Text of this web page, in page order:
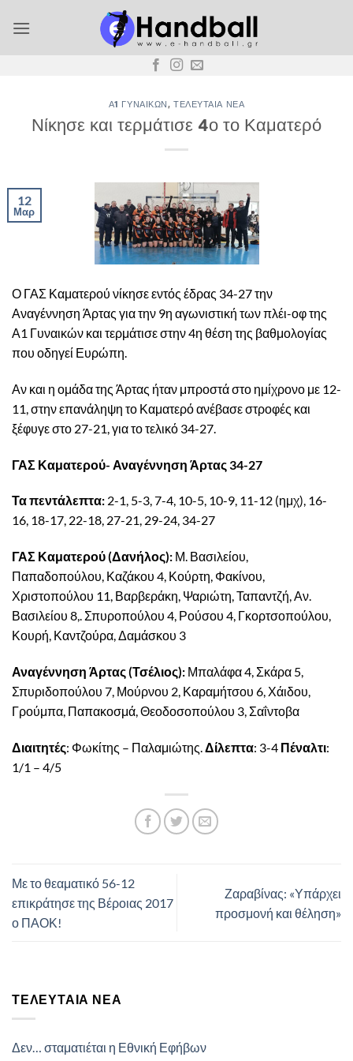
στο
Α1 ΓΥΝΑΙΚΏΝ, ΤΕΛΕΥΤΑΊΑ ΝΈΑ
Νίκησε και τερμάτισε 4ο το Καματερό
12
Μαρ
Ο ΓΑΣ Καματερού νίκησε εντός έδρας 34-27 την
Αναγέννηση Άρτας για την 9η αγωνιστική των πλέι-οφ της
Α1 Γυναικών και τερμάτισε στην 4η θέση της βαθμολογίας
που οδηγεί Ευρώπη.
Αν και η ομάδα της Άρτας ήταν μπροστά στο ημίχρονο με 12-
11, στην επανάληψη το Καματερό ανέβασε στροφές και
ξέφυγε στο 27-21, για το τελικό 34-27.
ΓΑΣ Καματερού- Αναγέννηση Άρτας 34-27
Τα πεντάλεπτα: 2-1, 5-3, 7-4, 10-5, 10-9, 11-12 (ημχ), 16-
16, 18-17, 22-18, 27-21, 29-24, 34-27
ΓΑΣ Καματερού (Δανήλος): Μ. Βασιλείου,
Παπαδοπούλου, Καζάκου 4, Κούρτη, Φακίνου,
Χριστοπούλου 11, Βαρβεράκη, Ψαριώτη, Ταπαντζή, Αν.
Βασιλείου 8,. Σπυροπούλου 4, Ρούσου 4, Γκορτσοπούλου,
Κουρή, Καντζούρα, Δαμάσκου 3
Αναγέννηση Άρτας (Τσέλιος): Μπαλάφα 4, Σκάρα 5,
Σπυριδοπούλου 7, Μούρνου 2, Καραμήτσου 6, Χάιδου,
Γρούμπα, Παπακοσμά, Θεοδοσοπούλου 3, Σαΐντοβα
Διαιτητές: Φωκίτης – Παλαμιώτης.Δίλεπτα: 3-4 Πέναλτι:
1/1 – 4/5
Με το θεαματικό 56-12
επικράτησε της Βέροιας 2017
ο ΠΑΟΚ!
Ζαραβίνας: «Υπάρχει
προσμονή και θέληση»
ΤΕΛΕΥΤΑΊΑ ΝΈΑ
Δεν… σταματιέται η Εθνική Εφήβων